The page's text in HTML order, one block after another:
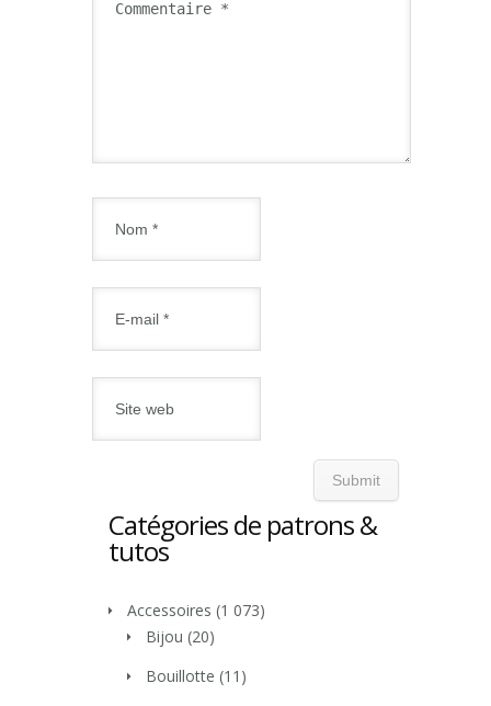
Catégories de patrons &
tutos
Accessoires (1 073)
Bijou (20)
Bouillotte (11)